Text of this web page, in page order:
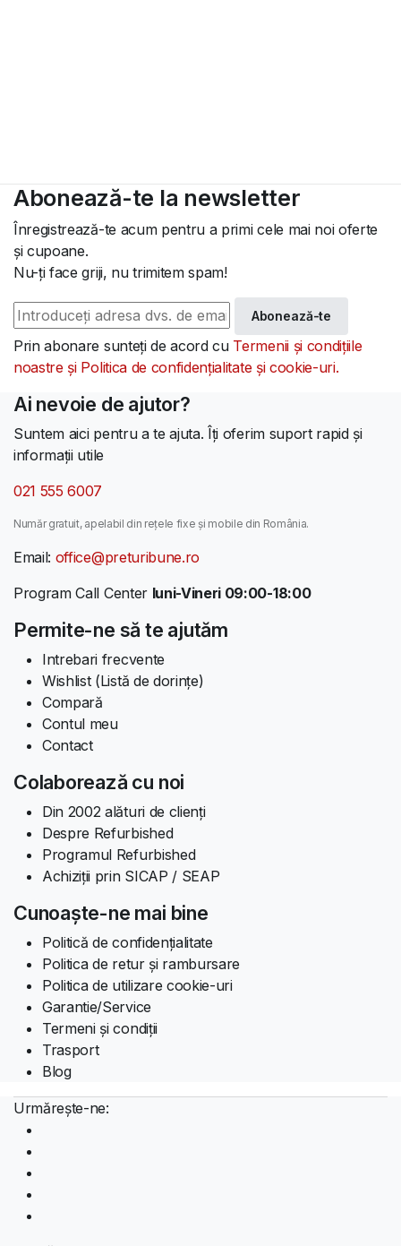
Abonează-te la newsletter
Înregistrează-te acum pentru a primi cele mai noi oferte
și cupoane.
Nu-ți face griji, nu trimitem spam!
Abonează-te
Prin abonare sunteți de acord cu Termenii și condițiile
noastre și Politica de confidențialitate și cookie-uri.
Ai nevoie de ajutor?
Suntem aici pentru a te ajuta. Îți oferim suport rapid și
informații utile
021 555 6007
Număr gratuit, apelabil din rețele fixe și mobile din România.
Email: office@preturibune.ro
Program Call Center luni-Vineri 09:00-18:00
Permite-ne să te ajutăm
Intrebari frecvente
Wishlist (Listă de dorințe)
Compară
Contul meu
Contact
Colaborează cu noi
Din 2002 alături de clienți
Despre Refurbished
Programul Refurbished
Achiziții prin SICAP / SEAP
Cunoaște-ne mai bine
Politică de confidențialitate
Politica de retur și rambursare
Politica de utilizare cookie-uri
Garantie/Service
Termeni și condiții
Trasport
Blog
Urmărește-ne: